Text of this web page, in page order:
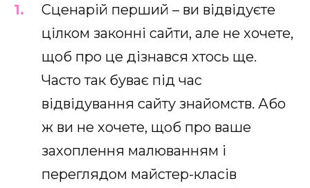
Сценарій перший – ви відвідуєте
цілком законні сайти, але не хочете,
щоб про це дізнався хтось ще.
Часто так буває під час
відвідування сайту знайомств. Або
ж ви не хочете, щоб про ваше
захоплення малюванням і
переглядом майстер-класів